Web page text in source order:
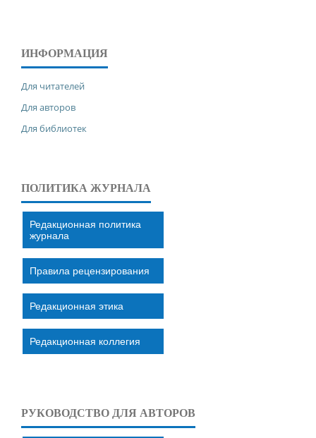
ИНФОРМАЦИЯ
Для читателей
Для авторов
Для библиотек
ПОЛИТИКА ЖУРНАЛА
Редакционная политика
журнала
Правила рецензирования
Редакционная этика
Редакционная коллегия
РУКОВОДСТВО ДЛЯ АВТОРОВ